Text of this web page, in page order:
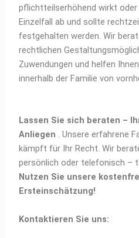
pflichtteilserhöhend wirkt
Einzelfall ab und sollte
festgehalten werden. Wir
rechtlichen
Zuwendungen und helfen
innerhalb der Familie von
Lassen Sie sich beraten –
Anliegen . Unsere erfahrene
kämpft für Ihr Recht. Wir
persönlich oder telefonisch –
Nutzen Sie unsere
Ersteinschätzung!
Kontaktieren Sie uns: